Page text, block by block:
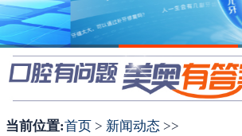
1 2
当前位置:首页 > 新闻动态 >>